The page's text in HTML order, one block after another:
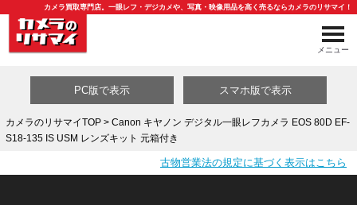
カメラ買取専門店。一眼レフ・デジカメや、写真・映像用品を高く売るならカメラのリサマイ！
メニュー
PC版で表示 スマホ版で表示
カメラのリサマイTOP> Canon キヤノン デジタル一眼レフカメラ EOS 80D EF-
S18-135 IS USM レンズキット 元箱付き
古物営業法の規定に基づく表示はこちら